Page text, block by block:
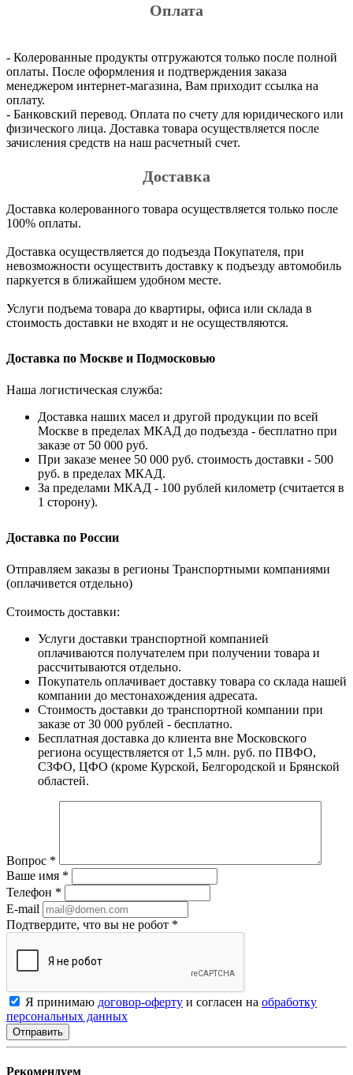
Оплата
- Колерованные продукты отгружаются только после полной
оплаты. После оформления и подтверждения заказа
менеджером интернет-магазина, Вам приходит ссылка на
оплату.
- Банковский перевод. Оплата по счету для юридического или
физического лица. Доставка товара осуществляется после
зачисления средств на наш расчетный счет.
Доставка
Доставка колерованного товара осуществляется только после
100% оплаты.
Доставка осуществляется до подъезда Покупателя, при
невозможности осуществить доставку к подъезду автомобиль
паркуется в ближайшем удобном месте.
Услуги подъема товара до квартиры, офиса или склада в
стоимость доставки не входят и не осуществляются.
Доставка по Москве и Подмосковью
Наша логистическая служба:
Доставка наших масел и другой продукции по всей
Москве в пределах МКАД до подъезда - бесплатно при
заказе от 50 000 руб.
При заказе менее 50 000 руб. стоимость доставки - 500
руб. в пределах МКАД.
За пределами МКАД - 100 рублей километр (считается в
1 сторону).
Доставка по России
Отправляем заказы в регионы Транспортными компаниями
(оплачивется отдельно)
Стоимость доставки:
Услуги доставки транспортной компанией
оплачиваются получателем при получении товара и
рассчитываются отдельно.
Покупатель оплачивает доставку товара со склада нашей
компании до местонахождения адресата.
Стоимость доставки до транспортной компании при
заказе от 30 000 рублей - бесплатно.
Бесплатная доставка до клиента вне Московского
региона осуществляется от 1,5 млн. руб. по ПВФО,
СЗФО, ЦФО (кроме Курской, Белгородской и Брянской
областей.
Вопрос *
Ваше имя *
Телефон *
E-mail
Подтвердите, что вы не робот *
Я принимаю договор-оферту и согласен на обработку
персональных данных
Рекомендуем